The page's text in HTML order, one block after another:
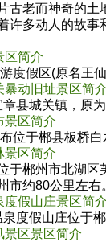
古老而神奇的土
许多动人的故事
区简介
度假区(原名王
暴动旧址景区简介
县城关镇，原
景区简介
位于郴县板桥
景区简介
于郴州市北湖区
市约80公里左
度假山庄景区简介
度假山庄位于
景区景区简介